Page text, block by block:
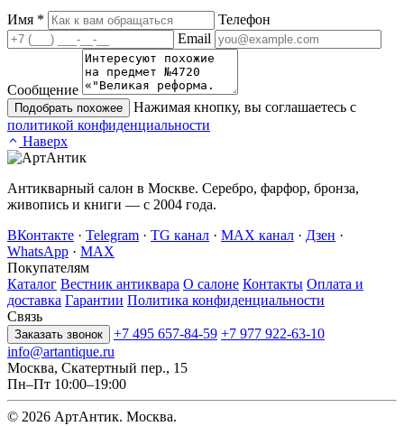
Имя *
Телефон
Email
Сообщение
Подобрать похожее
Нажимая кнопку, вы соглашаетесь с
политикой конфиденциальности
Наверх
Антикварный салон в Москве. Серебро, фарфор, бронза,
живопись и книги — с 2004 года.
ВКонтакте · Telegram · TG канал · MAX канал · Дзен ·
WhatsApp · MAX
Покупателям
Каталог Вестник антиквара О салоне Контакты Оплата и
доставка Гарантии Политика конфиденциальности
Связь
Заказать звонок +7 495 657-84-59 +7 977 922-63-10
info@artantique.ru
Москва, Скатертный пер., 15
Пн–Пт 10:00–19:00
© 2026 АртАнтик. Москва.